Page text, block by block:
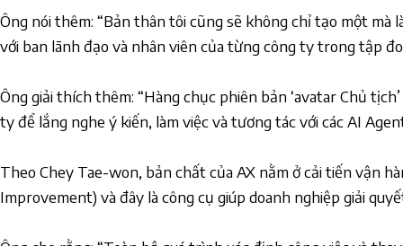
Ông nói thêm: “Bản thân tôi cũng sẽ không chỉ tạo một mà
với ban lãnh đạo và nhân viên của từng công ty trong tập
Ông giải thích thêm: “Hàng chục phiên bản ‘avatar Chủ
ty để lắng nghe ý kiến, làm việc và tương tác với các AI
Theo Chey Tae-won, bản chất của AX nằm ở cải tiến vận
Improvement) và đây là công cụ giúp doanh nghiệp giải